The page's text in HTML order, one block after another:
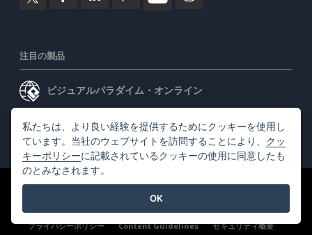
注目の製品
ビジュアルパラダイム・オンライン
ビジュアルパラダイムデスクトップ
プライバシーポリシー
Content Guidelines セキュリティ概要
私たちは、より良い経験を提供するためにクッキーを使用し
ています。当社のウェブサイトを訪問することにより、 クッ
キーポリシーに記載されているクッキーの使用に同意したも
のとみなされます。
OK